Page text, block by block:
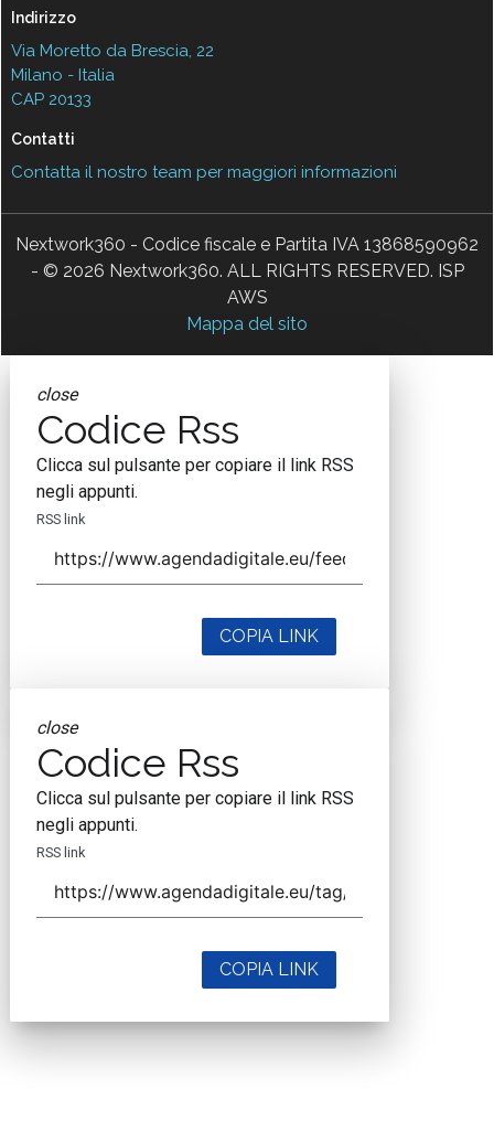
Indirizzo
Via Moretto da Brescia, 22
Milano - Italia
CAP 20133
Contatti
Contatta il nostro team per maggiori informazioni
Nextwork360 - Codice fiscale e Partita IVA 13868590962
- © 2026 Nextwork360. ALL RIGHTS RESERVED. ISP
AWS
Mappa del sito
close
Codice Rss
Clicca sul pulsante per copiare il link RSS
negli appunti.
RSS link
COPIA LINK
close
Codice Rss
Clicca sul pulsante per copiare il link RSS
negli appunti.
RSS link
COPIA LINK